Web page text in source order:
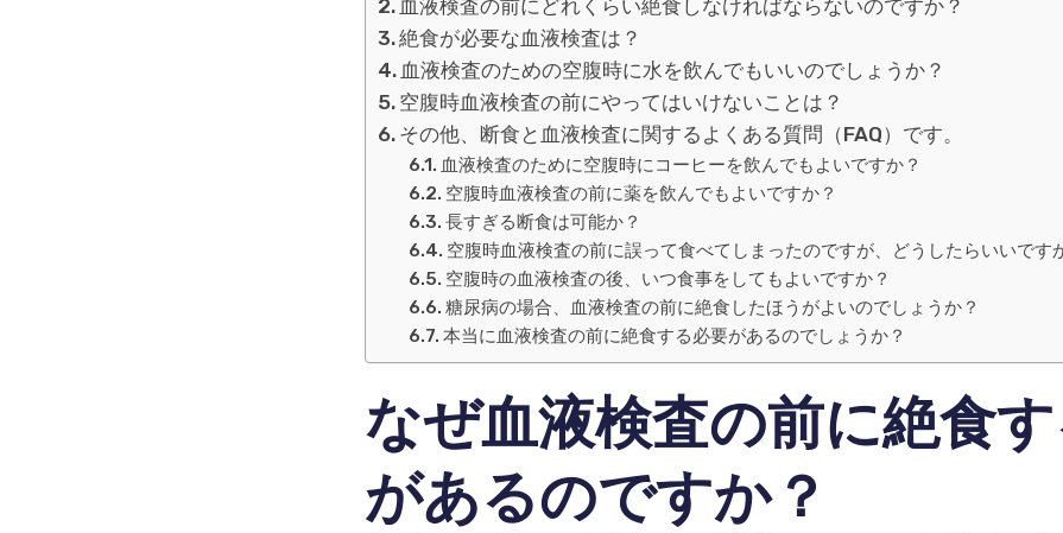
血液検査の前にどれくらい絶食しなければならないのですか？
絶食が必要な血液検査は？
血液検査のための空腹時に水を飲んでもいいのでしょうか？
空腹時血液検査の前にやってはいけないことは？
その他、断食と血液検査に関するよくある質問（FAQ）です。
血液検査のために空腹時にコーヒーを飲んでもよいですか？
空腹時血液検査の前に薬を飲んでもよいですか？
長すぎる断食は可能か？
空腹時血液検査の前に誤って食べてしまったのですが、どうしたらいいです
空腹時の血液検査の後、いつ食事をしてもよいですか？
糖尿病の場合、血液検査の前に絶食したほうがよいのでしょうか？
本当に血液検査の前に絶食する必要があるのでしょうか？
なぜ血液検査の前に絶食
があるのですか？